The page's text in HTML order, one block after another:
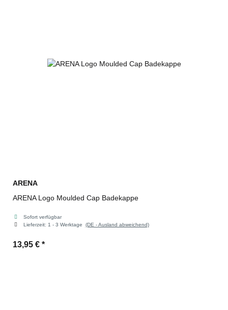
ARENA
ARENA Logo Moulded Cap Badekappe
Sofort verfügbar
Lieferzeit: 1 - 3 Werktage (DE - Ausland abweichend)
13,95 € *